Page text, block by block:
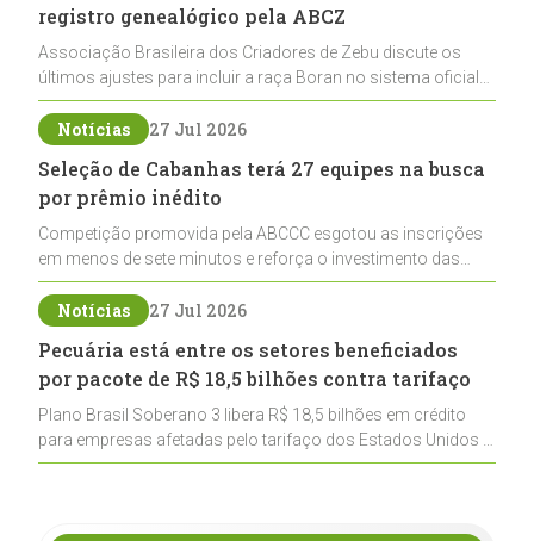
registro genealógico pela ABCZ
Associação Brasileira dos Criadores de Zebu discute os
últimos ajustes para incluir a raça Boran no sistema oficial
de registros, abrindo caminho para sua expansão na
pecuária nacional
Notícias 27 Jul 2026
Seleção de Cabanhas terá 27 equipes na busca
por prêmio inédito
Competição promovida pela ABCCC esgotou as inscrições
em menos de sete minutos e reforça o investimento das
cabanhas na seleção genética de Cavalos Crioulos voltados
ao laço
Notícias 27 Jul 2026
Pecuária está entre os setores beneficiados
por pacote de R$ 18,5 bilhões contra tarifaço
Plano Brasil Soberano 3 libera R$ 18,5 bilhões em crédito
para empresas afetadas pelo tarifaço dos Estados Unidos e
inclui a pecuária entre os setores estratégicos